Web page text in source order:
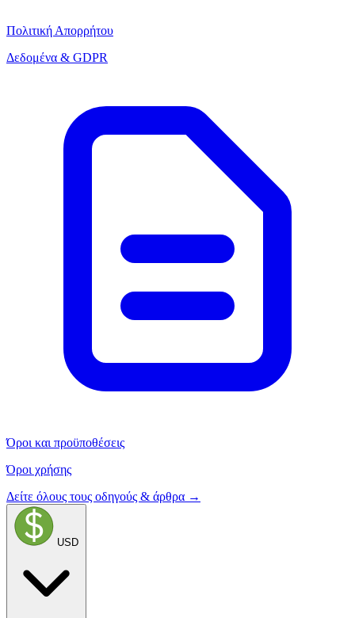
Πολιτική Απορρήτου
Δεδομένα & GDPR
Όροι και προϋποθέσεις
Όροι χρήσης
Δείτε όλους τους οδηγούς & άρθρα →
USD